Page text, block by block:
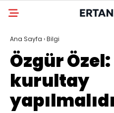
Ana Sayfa ›Bilgi
Özgür
kurultay